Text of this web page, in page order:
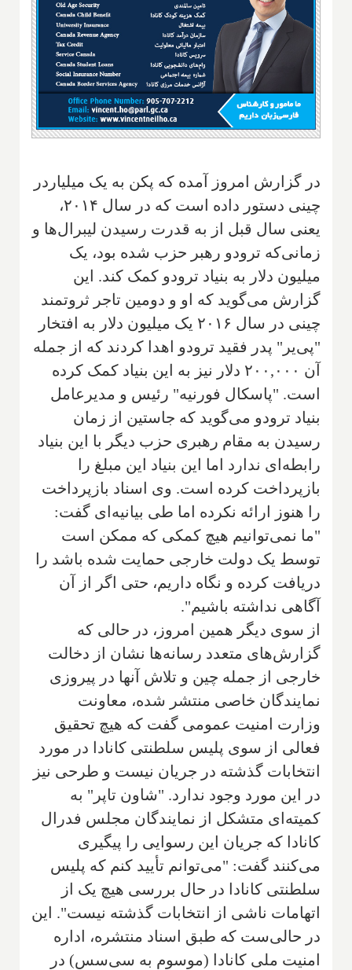
در گزارش امروز آمده که پکن به یک میلیاردر
چینی دستور داده است که در سال ۲۰۱۴،
یعنی سال قبل از به قدرت رسیدن لیبرال‌ها و
زمانی‌که ترودو رهبر حزب شده بود، یک
میلیون دلار به بنیاد ترودو کمک کند. این
گزارش می‌گوید که او و دومین تاجر ثروتمند
چینی در سال ۲۰۱۶ یک میلیون دلار به افتخار
"پی‌یر" پدر فقید ترودو اهدا کردند که از جمله
آن ۲۰۰,۰۰۰ دلار نیز به این بنیاد کمک کرده
است. "پاسکال فورنیه" رئیس و مدیرعامل
بنیاد ترودو می‌گوید که جاستین از زمان
رسیدن به مقام رهبری حزب دیگر با این بنیاد
رابطه‌ای ندارد اما این بنیاد این مبلغ را
بازپرداخت کرده است. وی اسناد بازپرداخت
را هنوز ارائه نکرده اما طی بیانیه‌ای گفت:
"ما نمی‌توانیم هیچ کمکی که ممکن است
توسط یک دولت خارجی حمایت شده باشد را
دریافت کرده و نگاه داریم، حتی اگر از آن
آگاهی نداشته باشیم".
از سوی دیگر همین امروز، در حالی که
گزارش‌های متعدد رسانه‌ها نشان از دخالت
خارجی از جمله چین و تلاش آنها در پیروزی
نمایندگان خاصی منتشر شده، معاونت
وزارت امنیت عمومی گفت که هیچ تحقیق
فعالی از سوی پلیس سلطنتی کانادا در مورد
انتخابات گذشته در جریان نیست و طرحی نیز
در این مورد وجود ندارد. "شاون تاپر" به
کمیته‌ای متشکل از نمایندگان مجلس فدرال
کانادا که جریان این رسوایی را پیگیری
می‌کنند گفت: "می‌توانم تأیید کنم که پلیس
سلطنتی کانادا در حال بررسی هیچ یک از
اتهامات ناشی از انتخابات گذشته نیست". این
در حالی‌ست که طبق اسناد منتشره، اداره
امنیت ملی کانادا (موسوم به سی‌سس) در